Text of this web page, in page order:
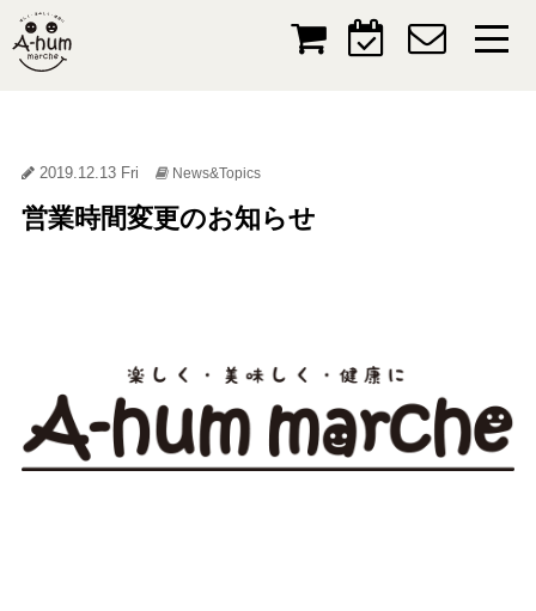
2019.12.13 Fri News&Topics
営業時間変更のお知らせ